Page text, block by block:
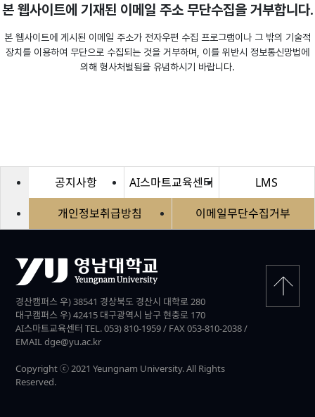
본 웹사이트에 기재된 이메일 주소 무단수집을 거부합니다.
본 웹사이트에 게시된 이메일 주소가 전자우편 수집 프로그램이나 그 밖의 기술적
장치를 이용하여 무단으로 수집되는 것을 거부하며, 이를 위반시 정보통신망법에
의해 형사처벌됨을 유념하시기 바랍니다.
공지사항 AI스마트교육센터
LMS
개인정보취급방침
이메일무단수집거부
경산캠퍼스 우) 38541 경상북도 경산시 대학로 280
대구캠퍼스 우) 42415 대구광역시 남구 현충로 170
AI스마트교육센터 TEL. 053) 810-1959 / FAX 053-810-2038 /
EMAIL dge@yu.ac.kr
Copyright ⓒ 2021 Yeungnam University. All Rights
Reserved.